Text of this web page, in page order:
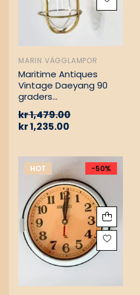
MARIN VÄGGLAMPOR
Maritime Antiques
Vintage Daeyang 90
graders
kr1,479.00
kr1,235.00
HOT -50%